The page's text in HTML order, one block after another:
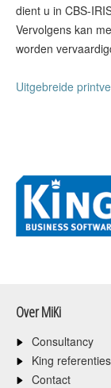
dient u in CBS-
Vervolgens kan
worden
Uitgebreide
Over MiKi
Consultancy
King referenties
Contact